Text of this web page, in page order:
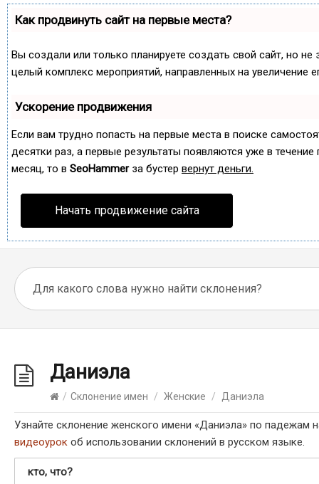
Как продвинуть сайт на первые места?
Вы создали или только планируете создать свой сайт, но
целый комплекс мероприятий, направленных на
Ускорение продвижения
Если вам трудно попасть на первые места в поиске
десятки раз, а первые результаты появляются уже в
месяц, то в SeoHammerза бустер вернут деньги.
Начать продвижение сайта
Даниэла
/ Склонение имен / Женские / Даниэла
Узнайте склонение женского имени «Даниэла» по падежам
видеоурок об использовании склонений в русском языке.
кто, что?